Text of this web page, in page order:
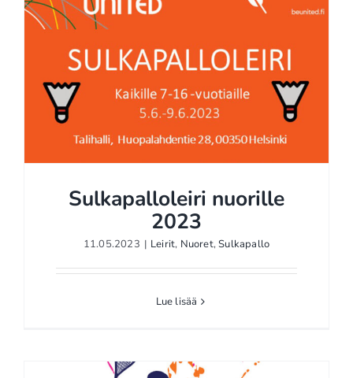
Sulkapalloleiri nuorille
2023
Sulkapalloleiri nuorille
2023
11.05.2023 | Leirit, Nuoret,Sulkapallo
Lue lisää